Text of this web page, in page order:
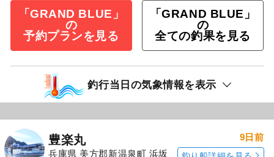
「GRAND BLUE」
の
予約プランを見る
「GRAND BLUE」
の
全ての釣果を見る
釣行当日の気象情報を表示
豊楽丸
兵庫県 美方郡新温泉町 浜坂
9日前